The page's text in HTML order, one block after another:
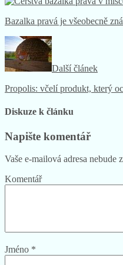
Bazalka pravá je všeobecně
Další článek
Propolis: včelí produkt, který
Diskuze k článku
Napište komentář
Vaše e-mailová adresa nebude
Komentář
Jméno *